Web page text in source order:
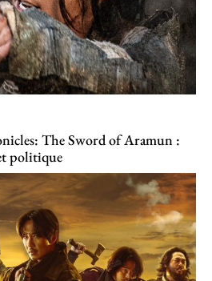
The Sword of Aramun :
politique